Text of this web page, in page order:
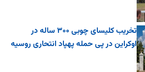
تخریب کلیسای چوبی ۳۰۰ ساله در
اوکراین در پی حمله پهپاد انتحاری روسیه